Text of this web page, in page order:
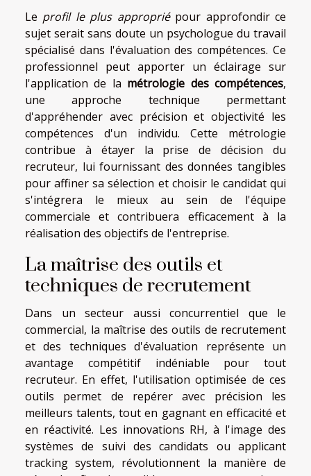
Le profil le plus appropriépour approfondir ce
sujet serait sans doute un psychologue du travail
spécialisé dans l'évaluation des compétences. Ce
professionnel peut apporter un éclairage sur
l'application de la métrologie des compétences,
une approche technique permettant
d'appréhender avec précision et objectivité les
compétences d'un individu. Cette métrologie
contribue à étayer la prise de décision du
recruteur, lui fournissant des données tangibles
pour affiner sa sélection et choisir le candidat qui
s'intégrera le mieux au sein de l'équipe
commerciale et contribuera efficacement à la
réalisation des objectifs de l'entreprise.
La maîtrise des outils et
techniques de recrutement
Dans un secteur aussi concurrentiel que le
commercial, la maîtrise des outils de recrutement
et des techniques d'évaluation représente un
avantage compétitif indéniable pour tout
recruteur. En effet, l'utilisation optimisée de ces
outils permet de repérer avec précision les
meilleurs talents, tout en gagnant en efficacité et
en réactivité. Les innovations RH, à l'image des
systèmes de suivi des candidats ou applicant
tracking system, révolutionnent la manière de